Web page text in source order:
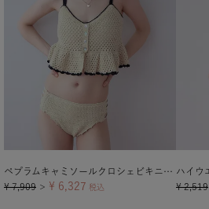
ペプラムキャミソールクロシェビキニ/水着
¥ 7,909 ＞ ¥ 6,327 税込
¥ 2,519